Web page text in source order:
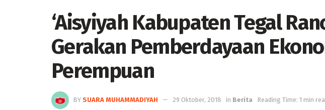
‘Aisyiyah Kabupaten Tegal
Gerakan Pemberdayaan
Perempuan
BY SUARA MUHAMMADIYAH 29 Oktober, 2018 in Berita Reading Time: 1 min